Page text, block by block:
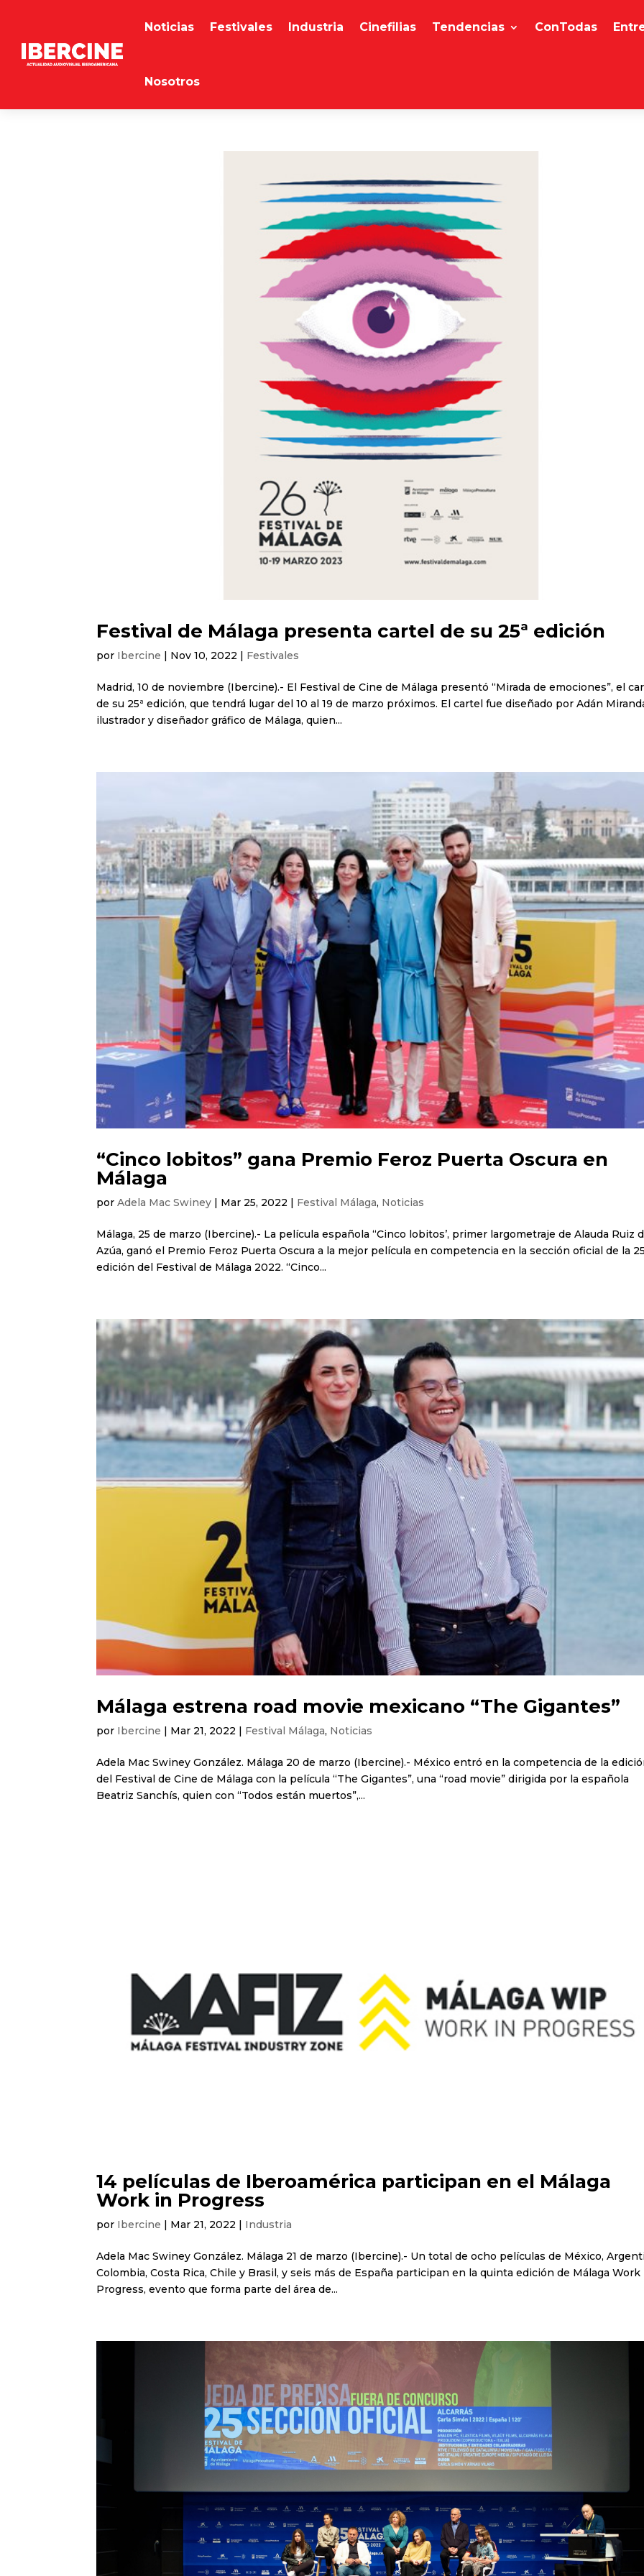
Noticias Festivales Industria Cinefilias Tendencias ConTodas
Nosotros
Festival de Málaga presenta cartel de su 25ª edición
por Ibercine Nov 10, 2022 Festivales
Madrid, 10 de noviembre (Ibercine).- El Festival de Cine de Málaga presentó “Mirada de emociones”, el
de su 25ª edición, que tendrá lugar del 10 al 19 de marzo próximos. El cartel fue diseñado por Adán
ilustrador y diseñador gráfico de Málaga, quien...
“Cinco lobitos” gana Premio Feroz Puerta Oscura en
Málaga
porAdela Mac Swiney Mar 25, 2022 Festival Málaga, Noticias
Málaga, 25 de marzo (Ibercine).- La película española “Cinco lobitos’, primer largometraje de Alauda Ruiz
Azúa, ganó el Premio Feroz Puerta Oscura a la mejor película en competencia en la sección oficial de la
edición del Festival de Málaga 2022. “Cinco...
Málaga estrena road movie mexicano “The Gigantes”
por Ibercine Mar 21, 2022 Festival Málaga, Noticias
Adela Mac Swiney González. Málaga 20 de marzo (Ibercine).- México entró en la competencia de la
del Festival de Cine de Málaga con la película “The Gigantes”, una “road movie” dirigida por la española
Beatriz Sanchís, quien con “Todos están muertos”,...
14 películas de Iberoamérica participan en el Málaga
Work in Progress
por Ibercine | Mar 21, 2022 | Industria
Adela Mac Swiney González. Málaga 21 de marzo (Ibercine).- Un total de ocho películas de México,
Colombia, Costa Rica, Chile y Brasil, y seis más de España participan en la quinta edición de Málaga Work
Progress, evento que forma parte del área de...